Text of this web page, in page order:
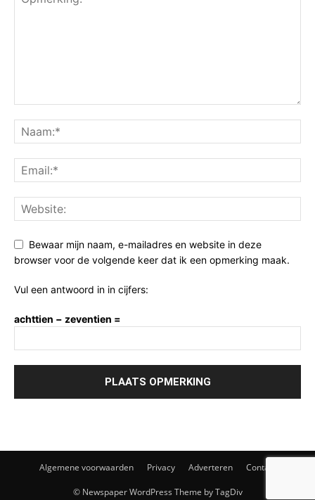
Bewaar mijn naam, e-mailadres en website in deze
browser voor de volgende keer dat ik een opmerking maak.
Vul een antwoord in in cijfers:
achttien − zeventien =
Algemene voorwaarden Privacy Adverteren Contact
© Newspaper WordPress Theme by TagDiv